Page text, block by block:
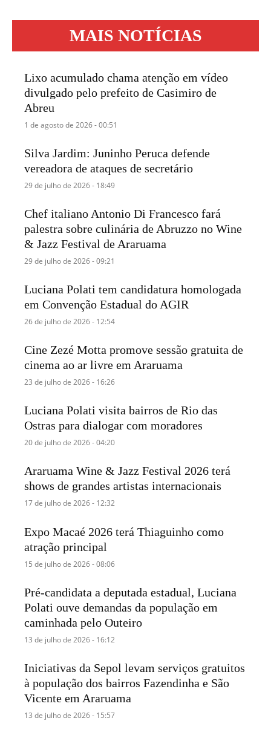
MAIS NOTÍCIAS
Lixo acumulado chama atenção em vídeo
divulgado pelo prefeito de Casimiro de
Abreu
1 de agosto de 2026 - 00:51
Silva Jardim: Juninho Peruca defende
vereadora de ataques de secretário
29 de julho de 2026 - 18:49
Chef italiano Antonio Di Francesco fará
palestra sobre culinária de Abruzzo no Wine
& Jazz Festival de Araruama
29 de julho de 2026 - 09:21
Luciana Polati tem candidatura homologada
em Convenção Estadual do AGIR
26 de julho de 2026 - 12:54
Cine Zezé Motta promove sessão gratuita de
cinema ao ar livre em Araruama
23 de julho de 2026 - 16:26
Luciana Polati visita bairros de Rio das
Ostras para dialogar com moradores
20 de julho de 2026 - 04:20
Araruama Wine & Jazz Festival 2026 terá
shows de grandes artistas internacionais
17 de julho de 2026 - 12:32
Expo Macaé 2026 terá Thiaguinho como
atração principal
15 de julho de 2026 - 08:06
Pré-candidata a deputada estadual, Luciana
Polati ouve demandas da população em
caminhada pelo Outeiro
13 de julho de 2026 - 16:12
Iniciativas da Sepol levam serviços gratuitos
à população dos bairros Fazendinha e São
Vicente em Araruama
13 de julho de 2026 - 15:57